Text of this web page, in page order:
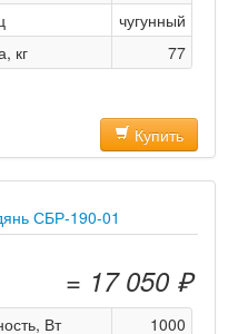
чугунный
кг
77
Купить
СБР-190-01
= 17 050 ₽
Вт
1000